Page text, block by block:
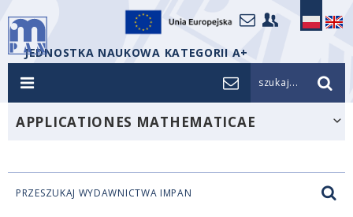
JEDNOSTKA NAUKOWA KATEGORII A+
szukaj...
APPLICATIONES MATHEMATICAE
PRZESZUKAJ WYDAWNICTWA IMPAN